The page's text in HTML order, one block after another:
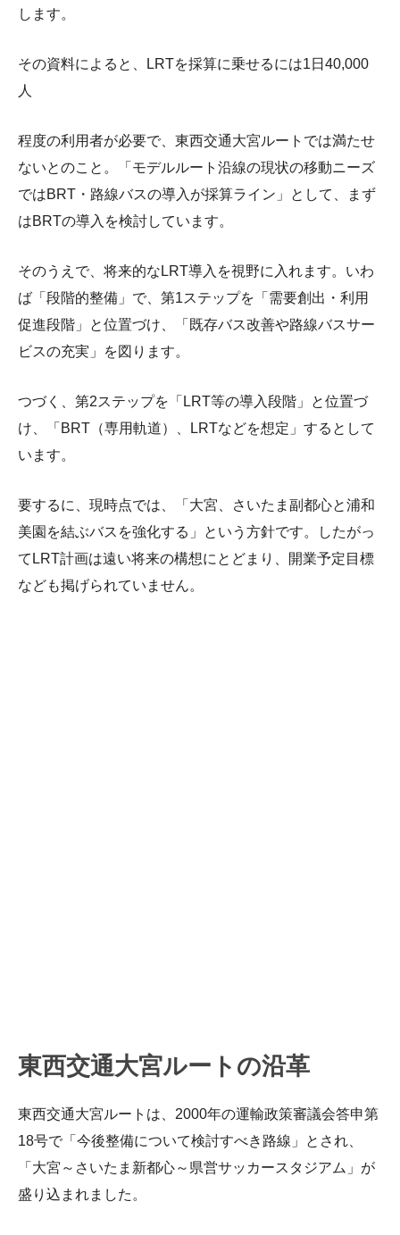
します。
その資料によると、LRTを採算に乗せるには1日40,000
人
程度の利用者が必要で、東西交通大宮ルートでは満たせ
ないとのこと。「モデルルート沿線の現状の移動ニーズ
ではBRT・路線バスの導入が採算ライン」として、まず
はBRTの導入を検討しています。
そのうえで、将来的なLRT導入を視野に入れます。いわ
ば「段階的整備」で、第1ステップを「需要創出・利用
促進段階」と位置づけ、「既存バス改善や路線バスサー
ビスの充実」を図ります。
つづく、第2ステップを「LRT等の導入段階」と位置づ
け、「BRT（専用軌道）、LRTなどを想定」するとして
います。
要するに、現時点では、「大宮、さいたま副都心と浦和
美園を結ぶバスを強化する」という方針です。したがっ
てLRT計画は遠い将来の構想にとどまり、開業予定目標
なども掲げられていません。
東西交通大宮ルートの沿革
東西交通大宮ルートは、2000年の運輸政策審議会答申第
18号で「今後整備について検討すべき路線」とされ、
「大宮～さいたま新都心～県営サッカースタジアム」が
盛り込まれました。